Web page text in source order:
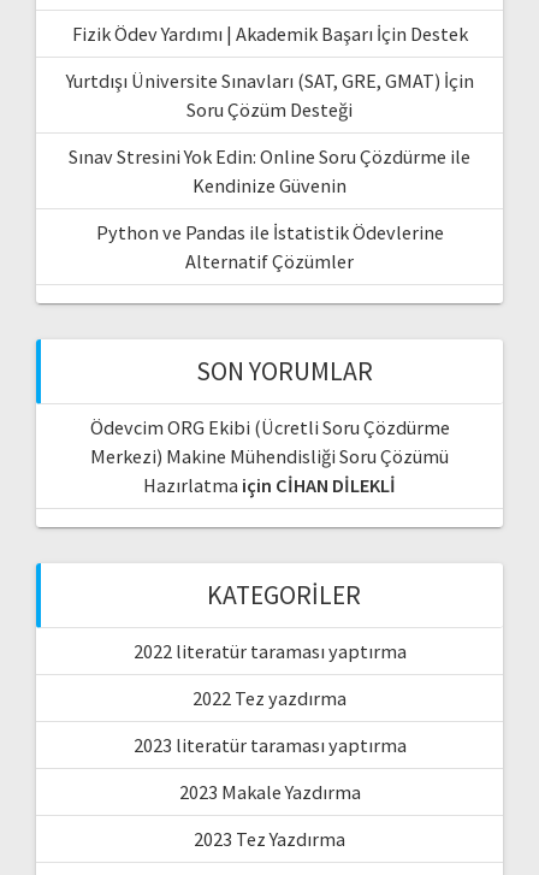
Fizik Ödev Yardımı | Akademik Başarı İçin Destek
Yurtdışı Üniversite Sınavları (SAT, GRE, GMAT) İçin
Soru Çözüm Desteği
Sınav Stresini Yok Edin: Online Soru Çözdürme ile
Kendinize Güvenin
Python ve Pandas ile İstatistik Ödevlerine
Alternatif Çözümler
SON YORUMLAR
Ödevcim ORG Ekibi (Ücretli Soru Çözdürme
Merkezi) Makine Mühendisliği Soru Çözümü
Hazırlatma için CİHAN DİLEKLİ
KATEGORILER
2022 literatür taraması yaptırma
2022 Tez yazdırma
2023 literatür taraması yaptırma
2023 Makale Yazdırma
2023 Tez Yazdırma